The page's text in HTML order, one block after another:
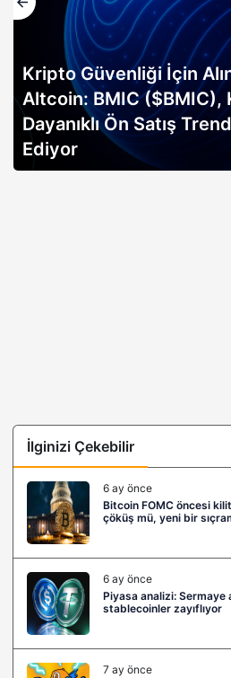
Kripto Güvenliği İçin
Altcoin: BMIC ($BMIC),
Dayanıklı Ön Satış
Ediyor
İlginizi Çekebilir
6 ay önce
Bitcoin FOMC öncesi
çöküş mü, yeni bir
6 ay önce
Piyasa analizi: Sermaye
stablecoinler zayıflıyor
7 ay önce